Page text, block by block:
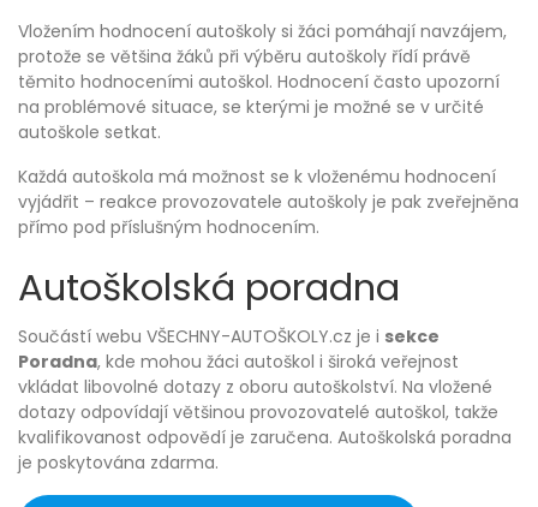
Vložením hodnocení autoškoly si žáci pomáhají navzájem,
protože se většina žáků při výběru autoškoly řídí právě
těmito hodnoceními autoškol. Hodnocení často upozorní
na problémové situace, se kterými je možné se v určité
autoškole setkat.
Každá autoškola má možnost se k vloženému hodnocení
vyjádřit – reakce provozovatele autoškoly je pak zveřejněna
přímo pod příslušným hodnocením.
Autoškolská poradna
Součástí webu VŠECHNY-AUTOŠKOLY.cz je i sekce
Poradna, kde mohou žáci autoškol i široká veřejnost
vkládat libovolné dotazy z oboru autoškolství. Na vložené
dotazy odpovídají většinou provozovatelé autoškol, takže
kvalifikovanost odpovědí je zaručena. Autoškolská poradna
je poskytována zdarma.